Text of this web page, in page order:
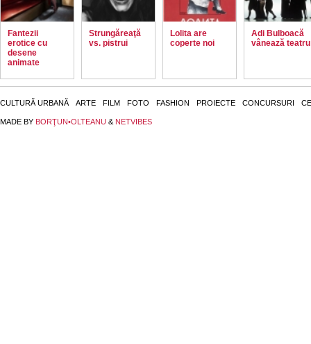
Fantezii
erotice cu
desene
animate
Strungăreaţă
vs. pistrui
Lolita are
coperte noi
Adi Bulboacă
vânează teatru
CULTURĂ URBANĂ ARTE FILM FOTO FASHION PROIECTE CONCURSURI
MADE BY BORŢUN•OLTEANU & NETVIBES